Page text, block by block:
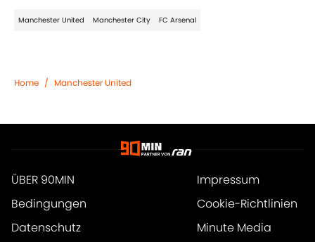
Manchester United Manchester City FC Arsenal
Home / Manchester United
ÜBER 90MIN
Impressum
Bedingungen
Cookie-Richtlinien
Datenschutz
Minute Media